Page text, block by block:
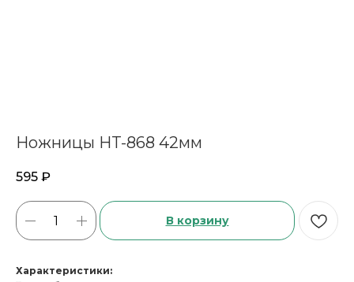
Ножницы HT-868 42мм
595 ₽
В корзину
Характеристики: